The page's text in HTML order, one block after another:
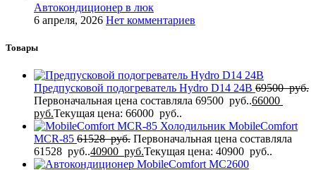
Автокондиционер в люк
6 апреля, 2026 Нет комментариев
Товары
Предпусковой подогреватель Hydro D14 24В 69500руб.
Первоначальная цена составляла 69500 руб..66000
руб.Текущая цена: 66000 руб..
Холодильник MobileComfort
MCR-85 61528руб. Первоначальная цена составляла
61528 руб..40900 руб.Текущая цена: 40900 руб..